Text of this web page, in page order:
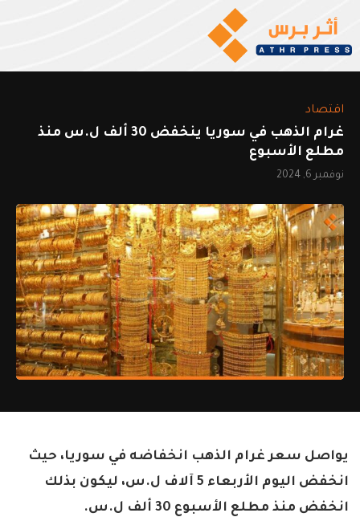
اقتصاد
غرام الذهب في سوريا ينخفض 30 ألف ل.س منذ
مطلع الأسبوع
نوفمبر 6, 2024
يواصل سعر غرام الذهب انخفاضه في سوريا، حيث
انخفض اليوم الأربعاء 5 آلاف ل.س، ليكون بذلك
انخفض منذ مطلع الأسبوع 30 ألف ل.س.